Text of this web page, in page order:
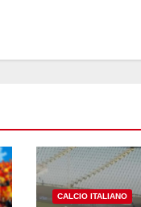
CALCIO ITALIANO